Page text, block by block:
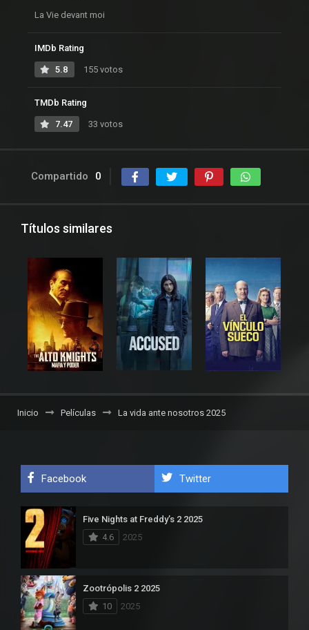
La Vie devant moi
IMDb Rating
5.8 155 votos
TMDb Rating
7.47 33 votos
Compartido 0
Títulos similares
Inicio Películas La vida ante nosotros 2025
Facebook Twitter
Five Nights at Freddy’s 2 2025
4.6
2025
Zootrópolis 2 2025
10
2025